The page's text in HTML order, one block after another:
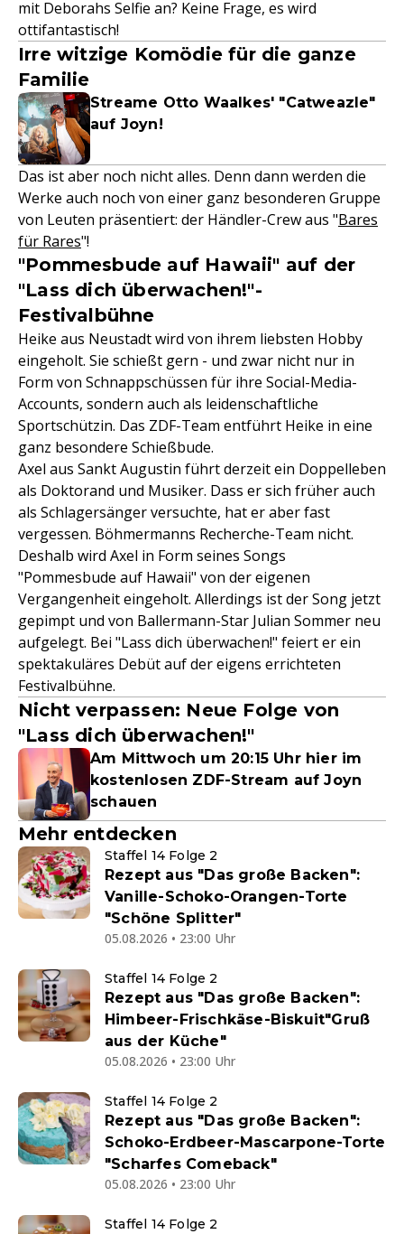
mit Deborahs Selfie an? Keine Frage, es wird
ottifantastisch!
Irre witzige Komödie für die ganze
Familie
Streame Otto Waalkes' "Catweazle"
auf Joyn!
Das ist aber noch nicht alles. Denn dann werden die
Werke auch noch von einer ganz besonderen Gruppe
von Leuten präsentiert: der Händler-Crew aus "Bares
für Rares"!
"Pommesbude auf Hawaii" auf der
"Lass dich überwachen!"-
Festivalbühne
Heike aus Neustadt wird von ihrem liebsten Hobby
eingeholt. Sie schießt gern - und zwar nicht nur in
Form von Schnappschüssen für ihre Social-Media-
Accounts, sondern auch als leidenschaftliche
Sportschützin. Das ZDF-Team entführt Heike in eine
ganz besondere Schießbude.
Axel aus Sankt Augustin führt derzeit ein Doppelleben
als Doktorand und Musiker. Dass er sich früher auch
als Schlagersänger versuchte, hat er aber fast
vergessen. Böhmermanns Recherche-Team nicht.
Deshalb wird Axel in Form seines Songs
"Pommesbude auf Hawaii" von der eigenen
Vergangenheit eingeholt. Allerdings ist der Song jetzt
gepimpt und von Ballermann-Star Julian Sommer neu
aufgelegt. Bei "Lass dich überwachen!" feiert er ein
spektakuläres Debüt auf der eigens errichteten
Festivalbühne.
Nicht verpassen: Neue Folge von
"Lass dich überwachen!"
Am Mittwoch um 20:15 Uhr hier im
kostenlosen ZDF-Stream auf Joyn
schauen
Mehr entdecken
Staffel 14 Folge 2
Rezept aus "Das große Backen":
Vanille-Schoko-Orangen-Torte
"Schöne Splitter"
05.08.2026 • 23:00 Uhr
Staffel 14 Folge 2
Rezept aus "Das große Backen":
Himbeer-Frischkäse-Biskuit"Gruß
aus der Küche"
05.08.2026 • 23:00 Uhr
Staffel 14 Folge 2
Rezept aus "Das große Backen":
Schoko-Erdbeer-Mascarpone-Torte
"Scharfes Comeback"
05.08.2026 • 23:00 Uhr
Staffel 14 Folge 2